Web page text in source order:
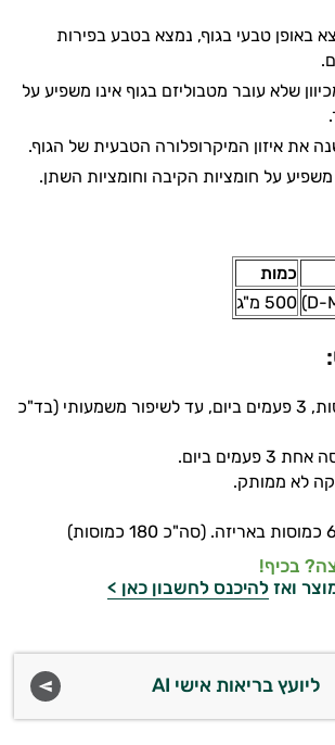
באופן טבעי בגוף, נמצא בטבע בפירות
שלא עובר מטבוליזם בגוף אינו משפיע על
את איזון המיקרופלורה הטבעית של הגוף.
משפיע על חומציות הקיבה וחומציות השתן.
כמות
500 מ"ג
3 כמוסות, 3 פעמים ביום, עד לשיפור משמעותי (בד"כ
ביום.
לא ממותק.
כמוסות)
בכיף!
ואז להיכנס לחשבון כאן >
ליועץ בריאות אישי AI